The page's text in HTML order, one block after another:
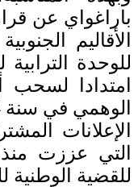
باراغواي عن
الأقاليم
للوحدة
امتدادا لسحب
الإعلانات
التي عززت
للقضية الوطنية